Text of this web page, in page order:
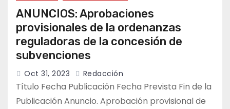
ANUNCIOS: Aprobaciones
provisionales de la ordenanzas
reguladoras de la concesión de
subvenciones
Oct 31, 2023 Redacción
Título Fecha Publicación Fecha Prevista Fin de la
Publicación Anuncio. Aprobación provisional de